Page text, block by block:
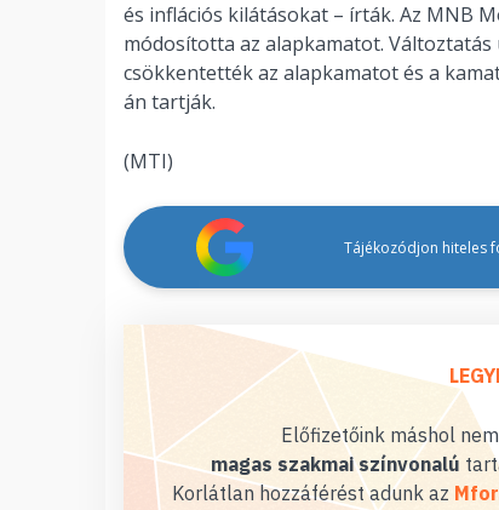
és inflációs kilátásokat – írták. Az MNB
módosította az alapkamatot.
csökkentették az alapkamatot és a
án tartják.
(MTI)
Tájékozódjon hiteles
Előfizetőink máshol
magas szakmai színvonalú
Korlátlan hozzáférést adunk az